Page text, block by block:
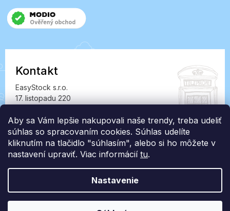
Aby sa Vám lepšie nakupovali naše trendy, treba udeliť
súhlas so spracovaním cookies. Súhlas udelíte
kliknutím na tlačidlo "súhlasím", alebo si ho môžete v
nastavení upraviť. Viac informácií tu.
Nastavenie
Kontakt
EasyStock s.r.o.
17. listopadu 220
IČ: 07727402, DIČ: CZ07727402
info@londonclub.sk